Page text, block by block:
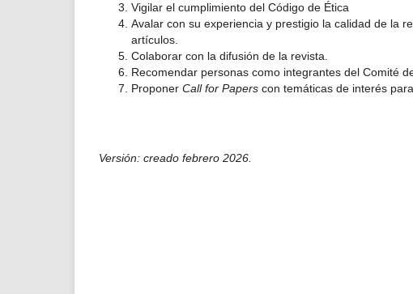
Vigilar el cumplimiento del Código de Ética
Avalar con su experiencia y prestigio la calidad de la
artículos.
Colaborar con la difusión de la revista.
Recomendar personas como integrantes del Comité
Proponer Call for Papers con temáticas de interés
Versión: creado febrero 2026.